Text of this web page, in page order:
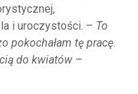
i uroczystości. – To
pokochałam tę pracę.
do kwiatów –